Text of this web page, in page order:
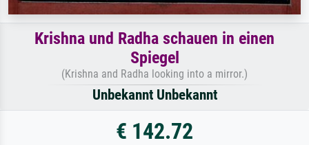
Krishna und Radha schauen in einen
Spiegel
(Krishna and Radha looking into a mirror.)
Unbekannt Unbekannt
€ 142.72